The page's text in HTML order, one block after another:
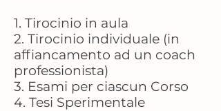
1. Tirocinio in aula
2. Tirocinio individuale (in
affiancamento ad un coach
professionista)
3. Esami per ciascun Corso
4. Tesi Sperimentale